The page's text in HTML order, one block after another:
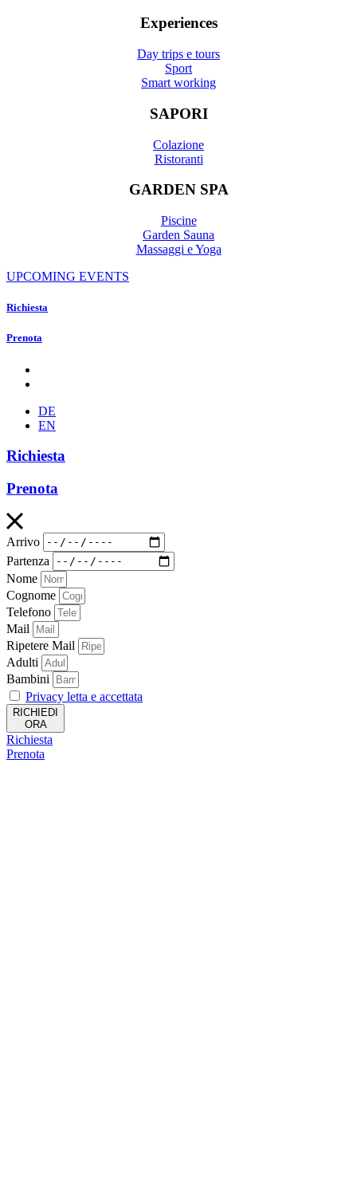
Experiences
Day trips e tours
Sport
Smart working
SAPORI
Colazione
Ristoranti
GARDEN SPA
Piscine
Garden Sauna
Massaggi e Yoga
UPCOMING EVENTS
Richiesta
Prenota
DE
EN
Richiesta
Prenota
Arrivo
Partenza
Nome
Cognome
Telefono
Mail
Ripetere Mail
Adulti
Bambini
Privacy letta e accettata
RICHIEDI
ORA
Richiesta
Prenota